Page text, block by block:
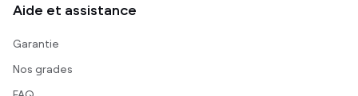
Aide et assistance
Garantie
Nos grades